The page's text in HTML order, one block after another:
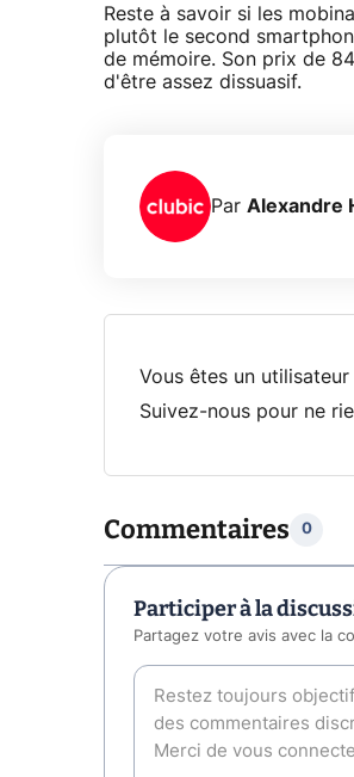
Reste à savoir si les
plutôt le second
de mémoire. Son prix de
d'être assez dissuasif.
Par Alexandre
Vous êtes un utilisateur
Suivez-nous pour ne
Commentaires 0
Participer à la
Partagez votre avis avec la